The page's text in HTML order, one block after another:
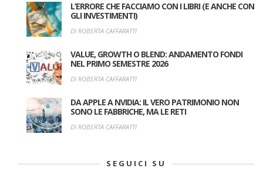
L’ERRORE CHE FACCIAMO CON I LIBRI (E ANCHE CON
GLI INVESTIMENTI)
DI ROBERTA CAFFARATTI
VALUE, GROWTH O BLEND: ANDAMENTO FONDI
NEL PRIMO SEMESTRE 2026
DI ROBERTA CAFFARATTI
DA APPLE A NVIDIA: IL VERO PATRIMONIO NON
SONO LE FABBRICHE, MA LE RETI
DI ROBERTA CAFFARATTI
SEGUICI SU